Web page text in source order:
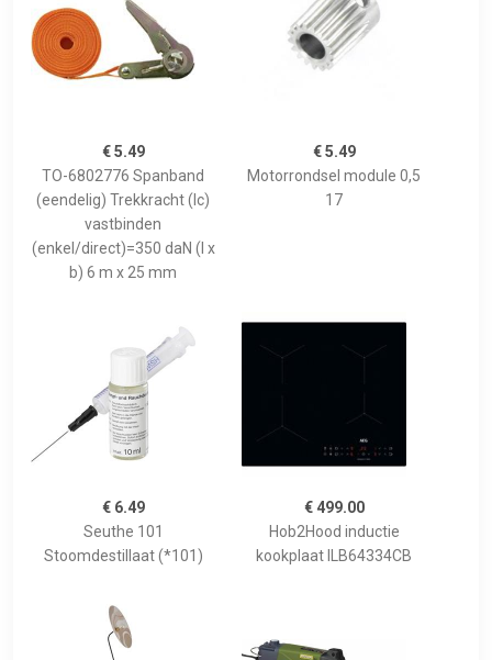
€ 5.49
TO-6802776 Spanband
(eendelig) Trekkracht (lc)
vastbinden
(enkel/direct)=350 daN (l x
b) 6 m x 25 mm
€ 5.49
Motorrondsel module 0,5
17
€ 6.49
Seuthe 101
Stoomdestillaat (*101)
€ 499.00
Hob2Hood inductie
kookplaat ILB64334CB